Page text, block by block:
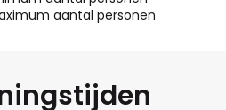
aantal personen